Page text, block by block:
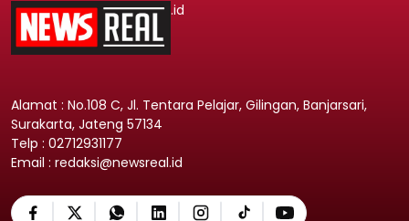
.id
Alamat : No.108 C, Jl. Tentara Pelajar, Gilingan, Banjarsari,
Surakarta, Jateng 57134
Telp : 02712931177
Email : redaksi@newsreal.id